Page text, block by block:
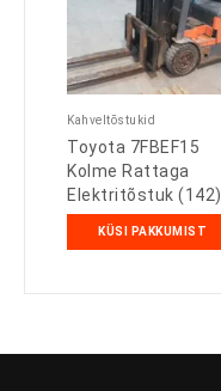
Kahveltõstukid
Toyota 7FBEF15
Kolme Rattaga
Elektritõstuk (142)
KÜSI PAKKUMIST